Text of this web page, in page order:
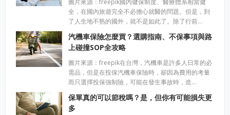
圖片來源：freepik國內健保制度、醫療體系相當健
全，在國內旅遊完全不必擔心就醫的問題。但是，到
了人生地不熟的國外，就不是如此了。除了行前…
汽機車保險怎麼買？選購指南、不保事項與路
上碰撞SOP全攻略
圖片來源：freepik在台灣，汽機車是許多人日常的必
需品，但是在投保汽機車保險時，卻因為費用的考量
而只選擇投保強制險，可能在發生事故時，造…
保單真的可以節稅嗎？是，但你有可能損失更
多